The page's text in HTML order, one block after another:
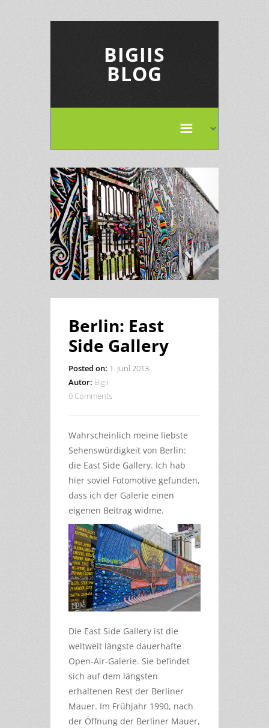
BIGIIS
BLOG
Berlin: East
Side Gallery
Posted on: 1. Juni 2013
Autor: Bigii
0 Comments
Wahrscheinlich meine liebste
Sehenswürdigkeit von Berlin:
die East Side Gallery. Ich hab
hier soviel Fotomotive gefunden,
dass ich der Galerie einen
eigenen Beitrag widme.
Die East Side Gallery ist die
weltweit längste dauerhafte
Open-Air-Galerie. Sie befindet
sich auf dem längsten
erhaltenen Rest der Berliner
Mauer. Im Frühjahr 1990, nach
der Öffnung der Berliner Mauer,